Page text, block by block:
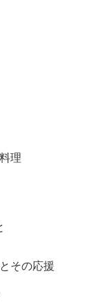
理
その応援